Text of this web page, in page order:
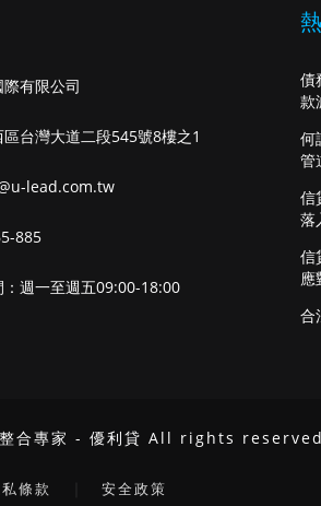
有限公司
區台灣大道二段545號8樓之1
lead.com.tw
885
：週一至週五09:00-18:00
債
款
何
管
信
落
信
應
合
合專家 - 優利貸 All rights
條款 安全政策